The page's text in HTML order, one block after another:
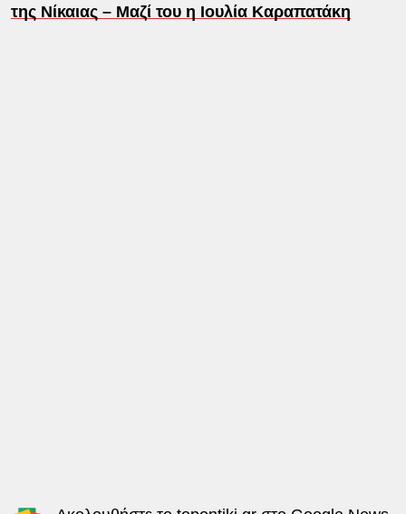
της Νίκαιας – Μαζί του η Ιουλία Καραπατάκη